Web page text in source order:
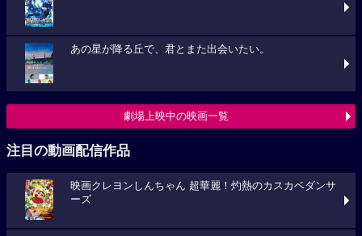
あの星が降る丘で、君とまた出会いたい。
劇場上映中の映画一覧
注目の動画配信作品
映画クレヨンしんちゃん 超華麗！灼熱のカスカベダンサ
ーズ